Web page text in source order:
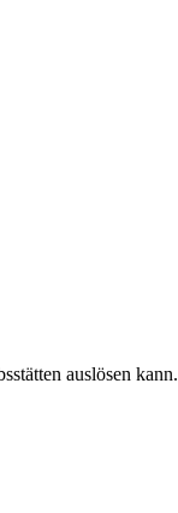
auslösen kann.